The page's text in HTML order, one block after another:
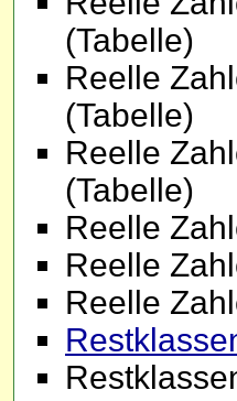
(Tabelle)
Reelle
(Tabelle)
Reelle
(Tabelle)
Reelle
Reelle
Reelle